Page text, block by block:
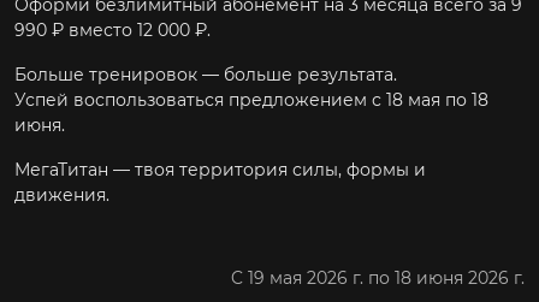
Оформи безлимитный абонемент на 3 месяца всего за 9
990 ₽ вместо 12 000 ₽.
Больше тренировок — больше результата.
Успей воспользоваться предложением с 18 мая по 18
июня.
МегаТитан — твоя территория силы, формы и
движения.
C 19 мая 2026 г. по 18 июня 2026 г.